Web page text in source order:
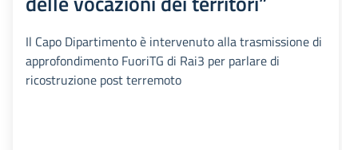
Il Capo Dipartimento è intervenuto alla trasmissione di
approfondimento FuoriTG di Rai3 per parlare di
ricostruzione post terremoto